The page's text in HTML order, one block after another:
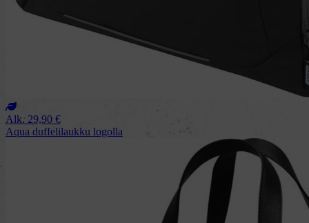
Alk. 29,90 €
Aqua duffelilaukku logolla